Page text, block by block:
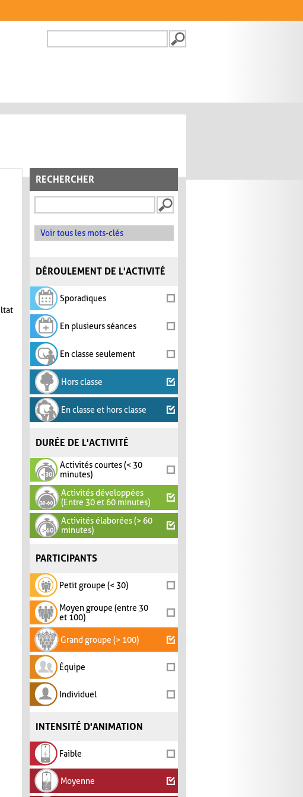
FORMULAIRE DE
RECHERCHER
Voir tous les mots-clés
DÉROULEMENT DE L'ACTIVITÉ
Sporadiques
En plusieurs séances
En classe seulement
Hors classe
En classe et hors classe
DURÉE DE L'ACTIVITÉ
Activités courtes (< 30
minutes)
Activités développées
(Entre 30 et 60 minutes)
Activités élaborées (> 60
minutes)
PARTICIPANTS
Petit groupe (< 30)
Moyen groupe (entre 30
et 100)
Grand groupe (> 100)
Équipe
Individuel
INTENSITÉ D'ANIMATION
Faible
Moyenne